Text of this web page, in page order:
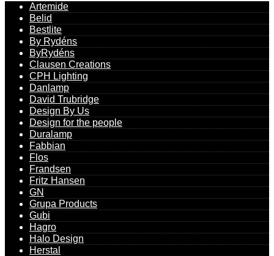
Artemide
Belid
Bestlite
By Rydéns
ByRydéns
Clausen Creations
CPH Lighting
Danlamp
David Trubridge
Design By Us
Design for the people
Duralamp
Fabbian
Flos
Frandsen
Fritz Hansen
GN
Grupa Products
Gubi
Hagro
Halo Design
Herstal